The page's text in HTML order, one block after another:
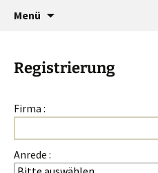
baumann-
…a designers world
Menü
Registrierung
Firma :
Anrede :